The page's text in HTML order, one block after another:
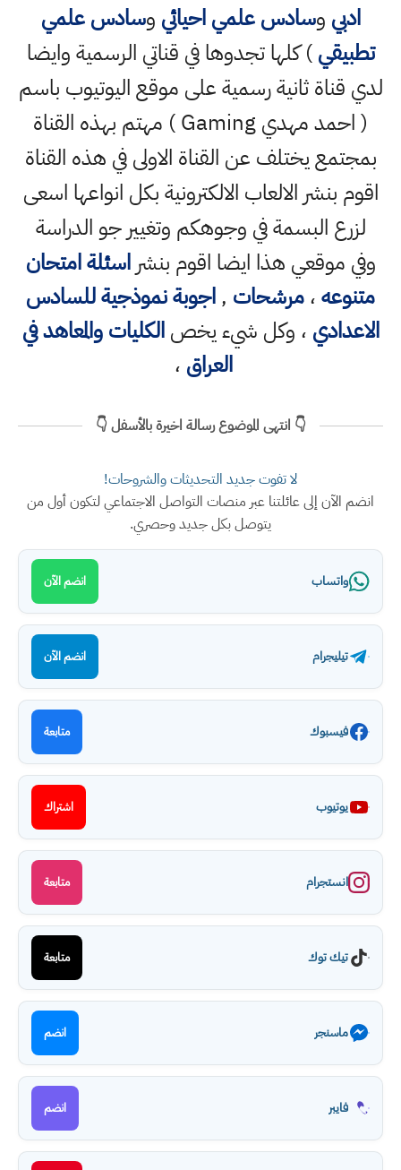
ادبي وسادس علمي احيائي وسادس علمي
تطبيقي) كلها تجدوها في قناتي الرسمية وايضا
لدي قناة ثانية رسمية على موقع اليوتيوب باسم
( احمد مهدي Gaming ) مهتم بهذه القناة
بمجتمع يختلف عن القناة الاولى في هذه القناة
اقوم بنشر الالعاب الالكترونية بكل انواعها اسعى
لزرع البسمة في وجوهكم وتغيير جو الدراسة
وفي موقعي هذا ايضا اقوم بنشراسئلة امتحان
متنوعه،مرشحات ,اجوبة نموذجية للسادس
الاعدادي ، وكل شيء يخصالكليات والمعاهد في
العراق ،
👇 انتهى الموضوع رسالة اخيرة بالأسفل 👇
لا تفوت جديد التحديثات والشروحات!
انضم الآن إلى عائلتنا عبر منصات التواصل الاجتماعي لتكون أول من
يتوصل بكل جديد وحصري.
واتساب انضم الآن
تيليجرام انضم الآن
فيسبوك متابعة
يوتيوب اشتراك
انستجرام متابعة
تيك توك متابعة
ماسنجر انضم
فايبر انضم